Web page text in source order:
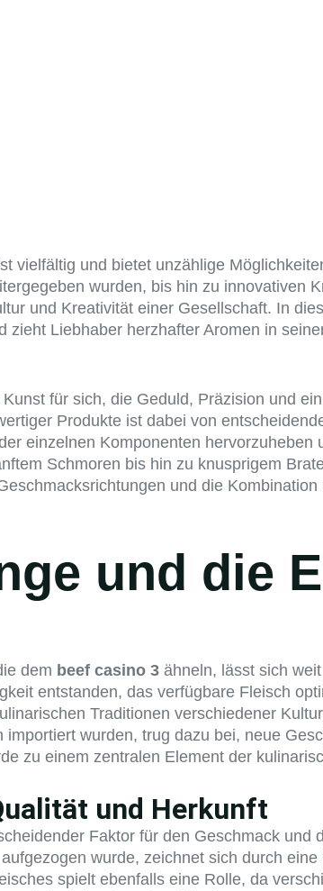
vielfältig und bietet unzählige
wurden, bis hin zu innovativen
und Kreativität einer Gesellschaft. In
zieht Liebhaber herzhafter Aromen in
für sich, die Geduld, Präzision und
Produkte ist dabei von
einzelnen Komponenten
Schmoren bis hin zu knusprigem
und die
und die
dem beef casino 3 ähneln, lässt sich
entstanden, das verfügbare Fleisch
Traditionen verschiedener
wurden, trug dazu bei, neue
zu einem zentralen Element der
und Herkunft
Faktor für den Geschmack
wurde, zeichnet sich durch
spielt ebenfalls eine Rolle, da